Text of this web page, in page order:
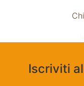
Iscriviti